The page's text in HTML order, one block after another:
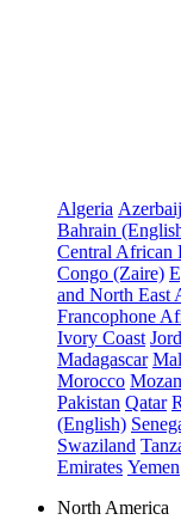
Algeria
Bahrain
Central African
Congo (Zaire)
and North East
Francophone
Ivory Coast
Madagascar
Morocco
Pakistan Qatar
(English)
Swaziland
Emirates Yemen
North America